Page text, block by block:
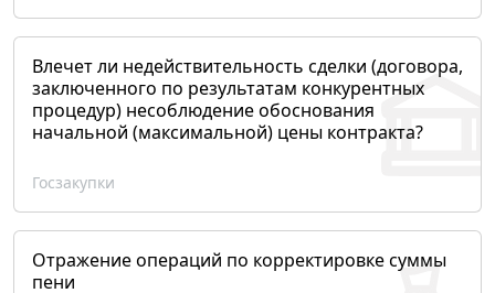
Влечет ли недействительность сделки (договора,
заключенного по результатам конкурентных
процедур) несоблюдение обоснования
начальной (максимальной) цены контракта?
Госзакупки
Отражение операций по корректировке суммы
пени